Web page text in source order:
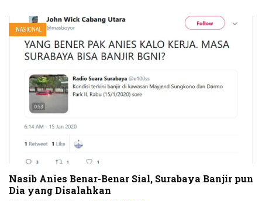
NASIONAL
Nasib Anies Benar-Benar Sial, Surabaya Banjir pun
Dia yang Disalahkan